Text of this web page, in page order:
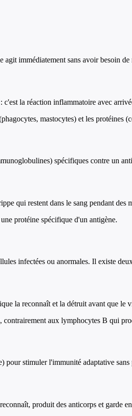
immédiatement sans avoir besoin
la réaction inflammatoire avec
mastocytes) et les protéines
spécifiques contre un
qui restent dans le sang pendant des
protéine spécifique d'un antigène.
infectées ou anormales. Il existe
la reconnaît et la détruit avant que le
aux lymphocytes B qui
stimuler l'immunité adaptative
produit des anticorps et garde